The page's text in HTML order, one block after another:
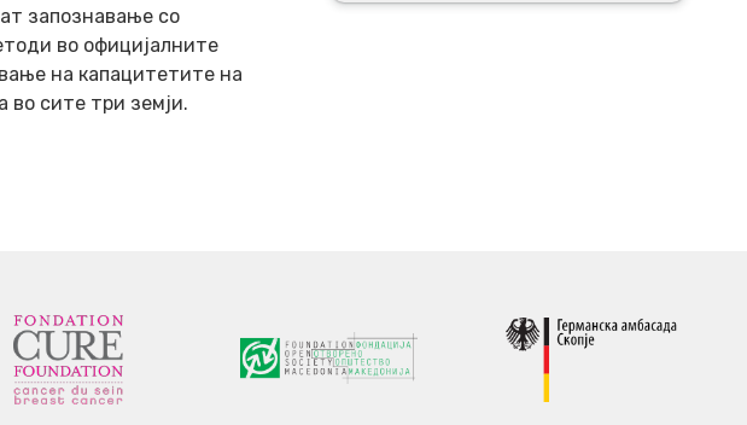
запознавање со
во официјалните
на капацитетите на
сите три земји.